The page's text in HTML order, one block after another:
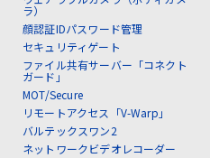
ラ）
顔認証IDパスワード管理
セキュリティゲート
ファイル共有サーバー「コネクト
ガード」
MOT/Secure
リモートアクセス「V-Warp」
バルテックスワン2
ネットワークビデオレコーダー